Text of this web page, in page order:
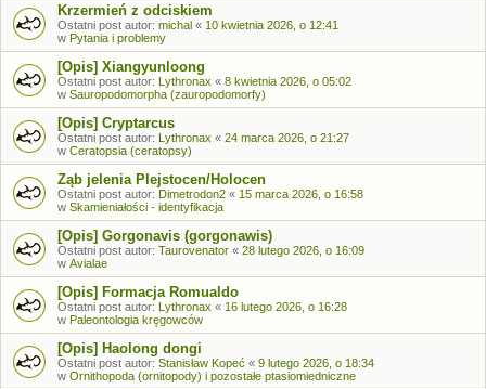
Krzermień z odciskiem
Ostatni post autor: michal « 10 kwietnia 2026, o 12:41
w Pytania i problemy
[Opis] Xiangyunloong
Ostatni post autor: Lythronax « 8 kwietnia 2026, o 05:02
w Sauropodomorpha (zauropodomorfy)
[Opis] Cryptarcus
Ostatni post autor: Lythronax « 24 marca 2026, o 21:27
w Ceratopsia (ceratopsy)
Ząb jelenia Plejstocen/Holocen
Ostatni post autor: Dimetrodon2 « 15 marca 2026, o 16:58
w Skamieniałości - identyfikacja
[Opis] Gorgonavis (gorgonawis)
Ostatni post autor: Taurovenator « 28 lutego 2026, o 16:09
w Avialae
[Opis] Formacja Romualdo
Ostatni post autor: Lythronax « 16 lutego 2026, o 16:28
w Paleontologia kręgowców
[Opis] Haolong dongi
Ostatni post autor: Stanisław Kopeć « 9 lutego 2026, o 18:34
w Ornithopoda (ornitopody) i pozostałe ptasiomiedniczne